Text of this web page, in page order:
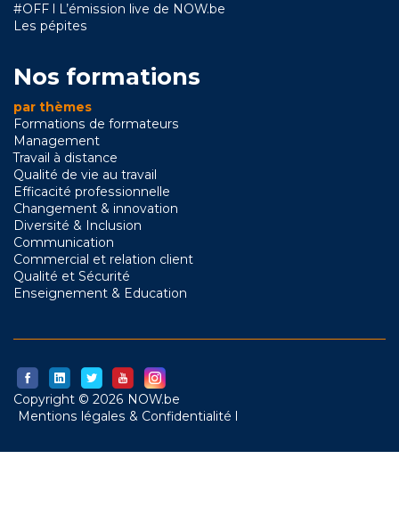
#OFF l L’émission live de NOW.be
Les pépites
Nos formations
par thèmes
Formations de formateurs
Management
Travail à distance
Qualité de vie au travail
Efficacité professionnelle
Changement & innovation
Diversité & Inclusion
Communication
Commercial et relation client
Qualité et Sécurité
Enseignement & Education
Copyright © 2026 NOW.be
Mentions légales & Confidentialité l